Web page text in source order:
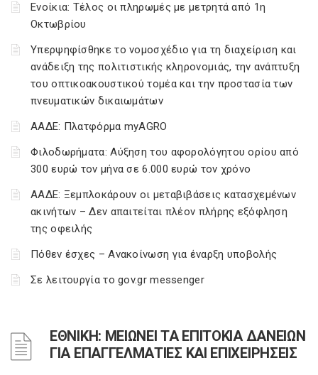
Ενοίκια: Τέλος οι πληρωμές με μετρητά από 1η
Οκτωβρίου
Υπερψηφίσθηκε το νομοσχέδιο για τη διαχείριση και
ανάδειξη της πολιτιστικής κληρονομιάς, την ανάπτυξη
του οπτικοακουστικού τομέα και την προστασία των
πνευματικών δικαιωμάτων
ΑΑΔΕ: Πλατφόρμα myAGRO
Φιλοδωρήματα: Αύξηση του αφορολόγητου ορίου από
300 ευρώ τον μήνα σε 6.000 ευρώ τον χρόνο
ΑΑΔΕ: Ξεμπλοκάρουν οι μεταβιβάσεις κατασχεμένων
ακινήτων – Δεν απαιτείται πλέον πλήρης εξόφληση
της οφειλής
Πόθεν έσχες – Ανακοίνωση για έναρξη υποβολής
Σε λειτουργία το gov.gr messenger
ΕΘΝΙΚΗ: ΜΕΙΩΝΕΙ ΤΑ ΕΠΙΤΟΚΙΑ ΔΑΝΕΙΩΝ
ΓΙΑ ΕΠΑΓΓΕΛΜΑΤΙΕΣ ΚΑΙ ΕΠΙΧΕΙΡΗΣΕΙΣ